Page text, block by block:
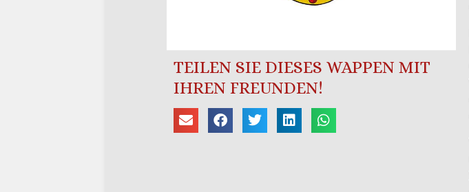
TEILEN SIE DIESES WAPPEN MIT
IHREN FREUNDEN!